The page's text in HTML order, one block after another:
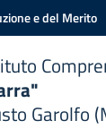
e del Merito
Garolfo